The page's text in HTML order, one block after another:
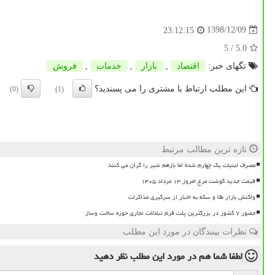
1398/12/09
23:12:15
5.0
/ 5
تگهای خبر:
اقتصاد , بازار , خدمات , فروش
این مطلب ارتباط با مشتری را می پسندید؟ (1)
(0)
تازه ترین مطالب مرتبط
مصرف لبنیات یک چهارم شده اما بازهم شیر را گران می کنند
قیمت جدید گوشت مرغ امروز ۱۳ مرداد ۱۴۰۵
واکنش بازار طلا و سکه به اخبار از سرگیری مذاکرات
حضور ۷ کشور در بزرگترین پلت فرم تبادلات تجاری حوزه ساخت وساز
نظرات بینندگان در مورد این مطلب
لطفا شما همدر مورد این مطلبنظر دهید